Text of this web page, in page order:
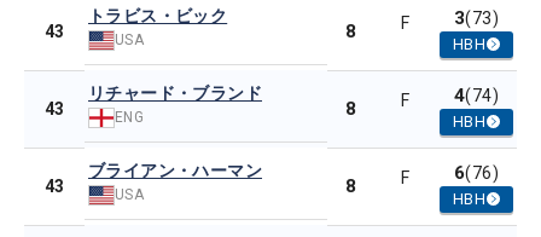
43
トラビス・ビック
USA 8 F 3(73)
HBH
43
リチャード・ブランド
ENG 8 F 4(74)
HBH
43
ブライアン・ハーマン
USA 8 F 6(76)
HBH